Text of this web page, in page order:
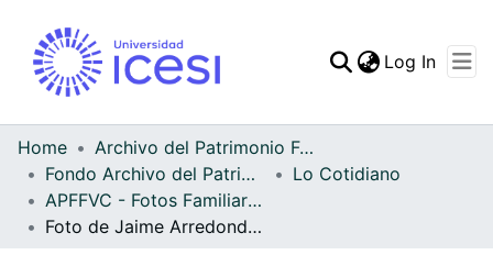
Statistics
Log In
Home
Archivo del Patrimonio Fotográfico y Fílmico del Valle del Cauca
Fondo Archivo del Patrimonio Fotográfico y Fílmico del Valle del Cauca
Lo Cotidiano
APFFVC - Fotos Familiares - Patrimonial
Foto de Jaime Arredondo, Sevilla, fecha por identificar